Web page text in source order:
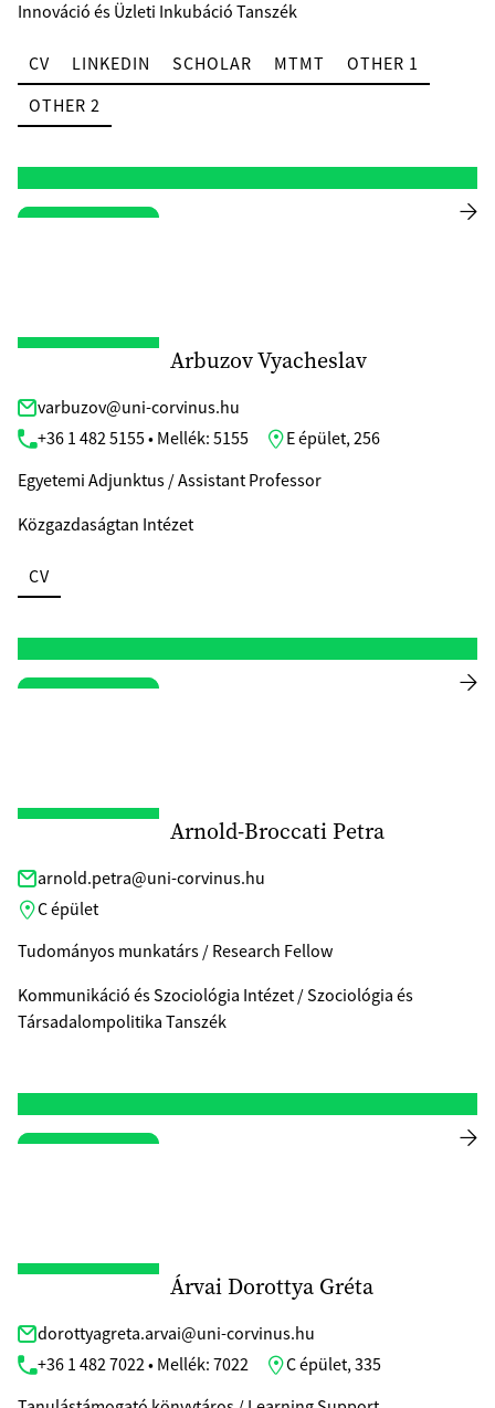
Innováció és Üzleti Inkubáció Tanszék
CV LINKEDIN SCHOLAR MTMT
OTHER 1
OTHER 2
Arbuzov Vyacheslav
varbuzov@uni-corvinus.hu
+36 1 482 5155 • Mellék: 5155
E épület, 256
Egyetemi Adjunktus / Assistant Professor
Közgazdaságtan Intézet
CV
Arnold-Broccati Petra
arnold.petra@uni-corvinus.hu
C épület
Tudományos munkatárs / Research Fellow
Kommunikáció és Szociológia Intézet / Szociológia és
Társadalompolitika Tanszék
Árvai Dorottya Gréta
dorottyagreta.arvai@uni-corvinus.hu
+36 1 482 7022 • Mellék: 7022
C épület, 335